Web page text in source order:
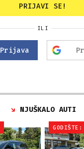
PRIJAVI SE!
ILI
Prijava
NJUŠKALO AUTI